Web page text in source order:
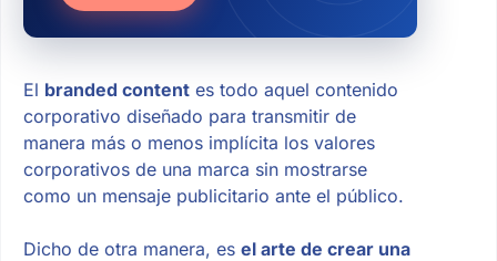
El branded contentes todo aquel contenido
corporativo diseñado para transmitir de
manera más o menos implícita los valores
corporativos de una marca sin mostrarse
como un mensaje publicitario ante el público.
Dicho de otra manera, es el arte de crear una